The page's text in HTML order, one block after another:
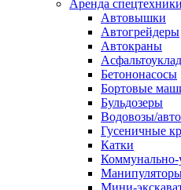
Аренда спецтехники
Автовышки
Автогрейдеры
Автокраны
Бетононасосы
Бортовые
Бульдозеры
Водовозы/
Гусеничные
Катки
Коммунально-
Мини-